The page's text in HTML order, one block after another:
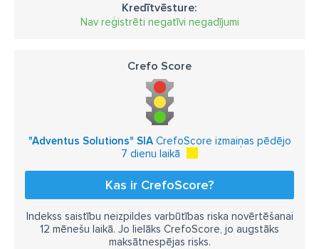
Kredītvēsture:
Nav reģistrēti negatīvi negadījumi
Crefo Score
"Adventus Solutions" SIACrefoScore izmaiņas pēdējo
7 dienu laikā
Kas ir CrefoScore?
Indekss saistību neizpildes varbūtības riska novērtēšanai
12 mēnešu laikā. Jo lielāks CrefoScore, jo augstāks
maksātnespējas risks.